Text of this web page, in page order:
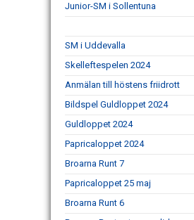
Junior-SM i Sollentuna
SM i Uddevalla
Skelleftespelen 2024
Anmälan till höstens friidrott
Bildspel Guldloppet 2024
Guldloppet 2024
Papricaloppet 2024
Broarna Runt 7
Papricaloppet 25 maj
Broarna Runt 6